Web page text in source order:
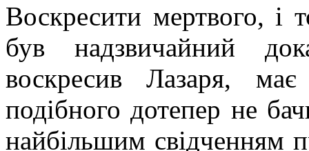
Воскресити мертвого, і
був надзвичайний
воскресив Лазаря,
подібного дотепер не
найбільшим свідченням